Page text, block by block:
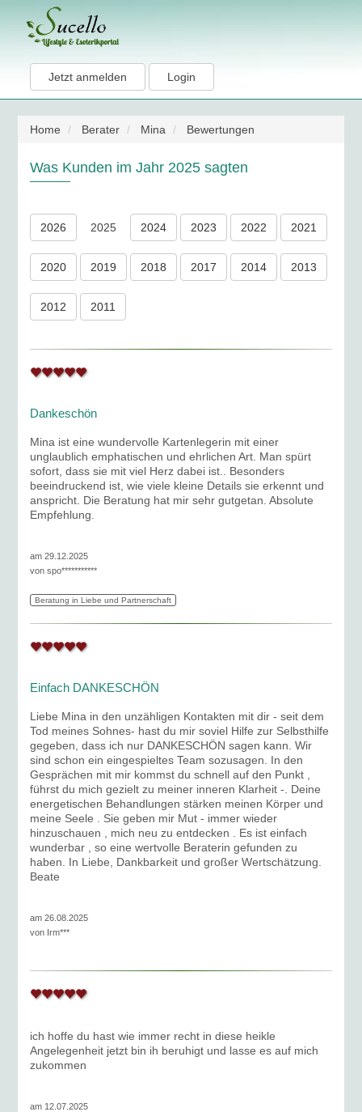
Jetzt anmelden Login
Home Berater Mina Bewertungen
Was Kunden im Jahr 2025 sagten
2026 2025 2024 2023 2022 2021
2020 2019 2018 2017 2014 2013
2012 2011
Dankeschön
Mina ist eine wundervolle Kartenlegerin mit einer
unglaublich emphatischen und ehrlichen Art. Man spürt
sofort, dass sie mit viel Herz dabei ist.. Besonders
beeindruckend ist, wie viele kleine Details sie erkennt und
anspricht. Die Beratung hat mir sehr gutgetan. Absolute
Empfehlung.
am 29.12.2025
vonspo***********
Beratung in Liebe und Partnerschaft
Einfach DANKESCHÖN
Liebe Mina in den unzähligen Kontakten mit dir - seit dem
Tod meines Sohnes- hast du mir soviel Hilfe zur Selbsthilfe
gegeben, dass ich nur DANKESCHÖN sagen kann. Wir
sind schon ein eingespieltes Team sozusagen. In den
Gesprächen mit mir kommst du schnell auf den Punkt ,
führst du mich gezielt zu meiner inneren Klarheit -. Deine
energetischen Behandlungen stärken meinen Körper und
meine Seele . Sie geben mir Mut - immer wieder
hinzuschauen , mich neu zu entdecken . Es ist einfach
wunderbar , so eine wertvolle Beraterin gefunden zu
haben. In Liebe, Dankbarkeit und großer Wertschätzung.
Beate
am 26.08.2025
von Irm***
ich hoffe du hast wie immer recht in diese heikle
Angelegenheit jetzt bin ih beruhigt und lasse es auf mich
zukommen
am 12.07.2025